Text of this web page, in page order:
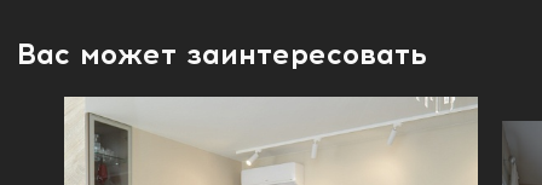
Вас может заинтересовать